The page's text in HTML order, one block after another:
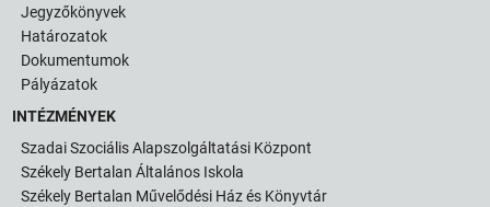
Jegyzőkönyvek
Határozatok
Dokumentumok
Pályázatok
INTÉZMÉNYEK
Szadai Szociális Alapszolgáltatási Központ
Székely Bertalan Általános Iskola
Székely Bertalan Művelődési Ház és Könyvtár